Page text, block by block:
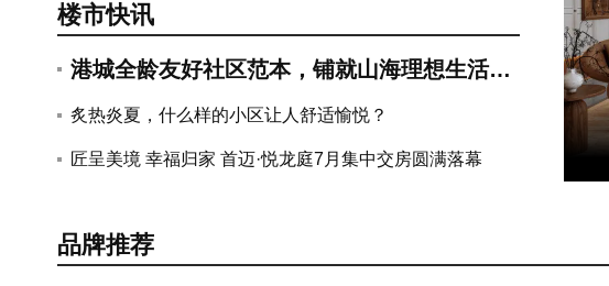
楼市快讯
港城全龄友好社区范本，铺就山海理想生活长
炙热炎夏，什么样的小区让人舒适愉悦？
匠呈美境 幸福归家 首迈·悦龙庭7月集中交房圆满落幕
关于进一步优化住房公积金使用政策
秦皇岛7月房价地图公布，多个高端楼
品牌推荐